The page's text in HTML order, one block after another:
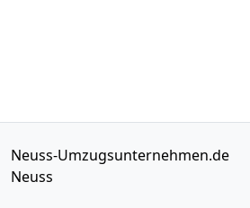
Neuss-Umzugsunternehmen.de
Neuss